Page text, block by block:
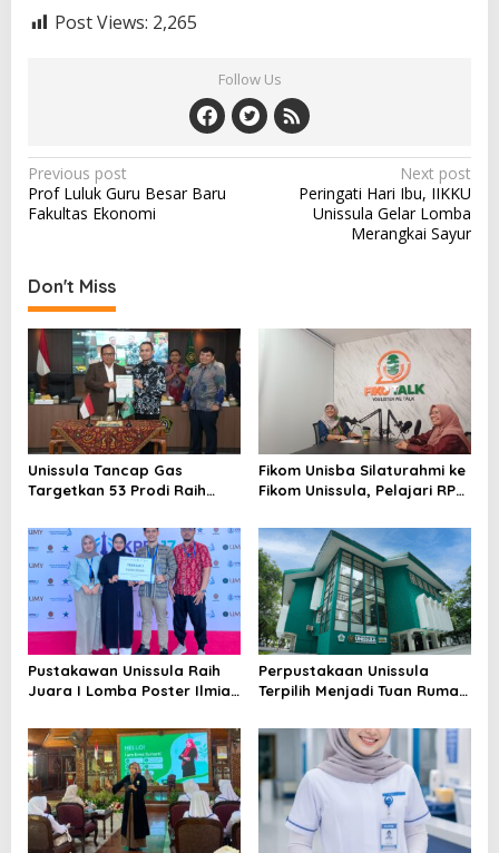
Post Views: 2,265
Follow Us
Post
navigation
Previous post
Prof Luluk Guru Besar Baru
Fakultas Ekonomi
Next post
Peringati Hari Ibu, IIKKU
Unissula Gelar Lomba
Merangkai Sayur
Don't Miss
Unissula Tancap Gas
Targetkan 53 Prodi Raih
ACQUIN Lewat Jalur Fast
Track
Fikom Unisba Silaturahmi ke
Fikom Unissula, Pelajari RPL
Laboratorium Unggulan
Pustakawan Unissula Raih
Juara I Lomba Poster Ilmiah
Perpustakaan Unissula
Terpilih Menjadi Tuan Rumah